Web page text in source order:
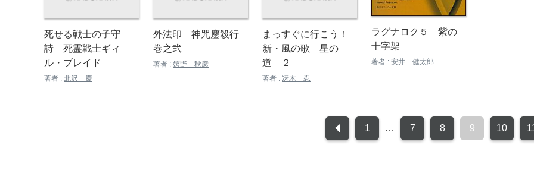
死せる戦士の子守
詩 死霊戦士ギィ
ル・ブレイド
著者 : 北沢 慶
外法印 神咒鏖殺行
巻之弐
著者 : 嬉野 秋彦
まっすぐに行こう！
新・風の歌 星の
道 ２
著者 : 冴木 忍
ラグナロク５ 紫の
十字架
著者 : 安井 健太郎
1 … 7 8 9 10